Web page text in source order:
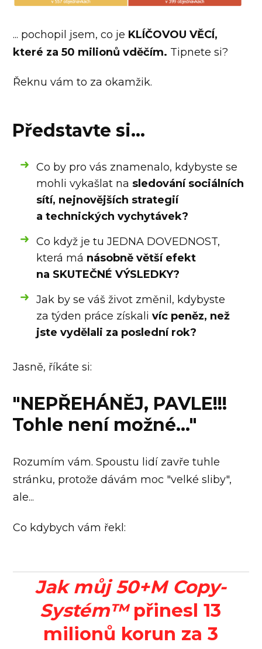
... pochopil jsem, co je KLÍČOVOU VĚCÍ,
které za 50 milionů vděčím. Tipnete si?
Řeknu vám to za okamžik.
Představte si...
Co by pro vás znamenalo, kdybyste se
mohli vykašlat na sledování sociálních
sítí, nejnovějších strategií
a technických vychytávek?
Co když je tu JEDNA DOVEDNOST,
která má násobně větší efekt
na SKUTEČNÉ VÝSLEDKY?
Jak by se váš život změnil, kdybyste
za týden práce získalivíc peněz, než
jste vydělali za poslední rok?
Jasně, říkáte si:
"NEPŘEHÁNĚJ, PAVLE!!!
Tohle není možné..."
Rozumím vám. Spoustu lidí zavře tuhle
stránku, protože dávám moc "velké sliby",
ale...
Co kdybych vám řekl:
Jak můj 50+M Copy-
Systém™přinesl13
milionů korun za 3